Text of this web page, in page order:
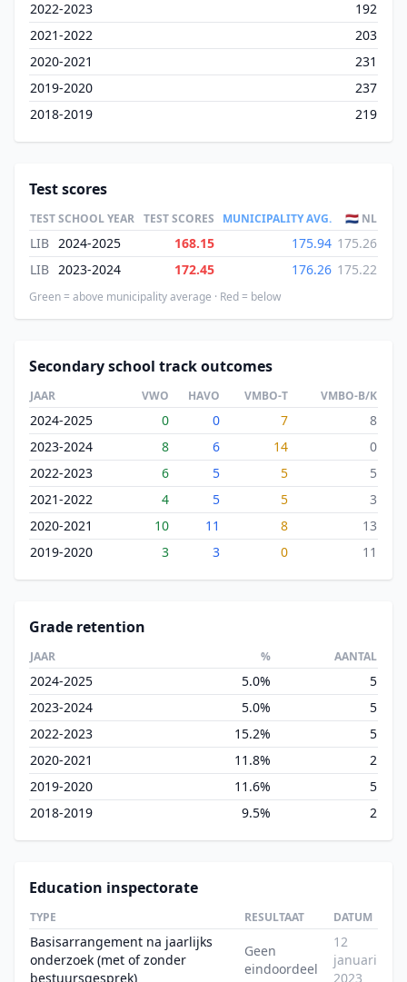
2022-2023
192
2021-2022
203
2020-2021
231
2019-2020
237
2018-2019
219
Test scores
TESTSCHOOL YEAR TEST SCORES MUNICIPALITY AVG. 🇳🇱 NL
LIB 2024-2025 168.15 175.94 175.26
LIB 2023-2024 172.45 176.26 175.22
Green = above municipality average · Red = below
Secondary school track outcomes
JAAR VWO HAVO VMBO-T VMBO-B/K
2024-2025 0 0 7
8
2023-2024
8 6 14
0
2022-2023
6 5 5
5
2021-2022
4 5 5
3
2020-2021
10 11 8
13
2019-2020
3 3 0 11
Grade retention
JAAR % AANTAL
2024-2025 5.0%
5
2023-2024
5.0%
5
2022-2023
15.2%
5
2020-2021
11.8%
2
2019-2020
11.6%
5
2018-2019
9.5% 2
Education inspectorate
TYPE RESULTAAT DATUM
Basisarrangement na jaarlijks
onderzoek (met of zonder
bestuursgesprek)
Geen
eindoordeel
12
januari
2023